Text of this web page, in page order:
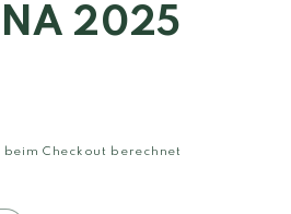
2025
Checkout berechnet